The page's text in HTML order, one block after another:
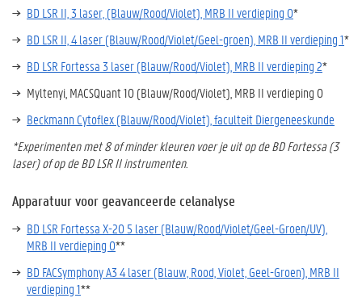
BD LSR II, 3 laser, (Blauw/Rood/Violet), MRB II verdieping 0*
BD LSR II, 4 laser (Blauw/Rood/Violet/Geel-groen), MRB II verdieping 1*
BD LSR Fortessa 3 laser (Blauw/Rood/Violet), MRB II verdieping 2*
Myltenyi, MACSQuant 10 (Blauw/Rood/Violet), MRB II verdieping 0
Beckmann Cytoflex (Blauw/Rood/Violet), faculteit Diergeneeskunde
*Experimenten met 8 of minder kleuren voer je uit op de BD Fortessa (3
laser) of op de BD LSR II instrumenten.
Apparatuur voor geavanceerde celanalyse
BD LSR Fortessa X-20 5 laser (Blauw/Rood/Violet/Geel-Groen/UV),
MRB II verdieping 0**
BD FACSymphony A3 4 laser (Blauw, Rood, Violet, Geel-Groen), MRB II
verdieping 1**